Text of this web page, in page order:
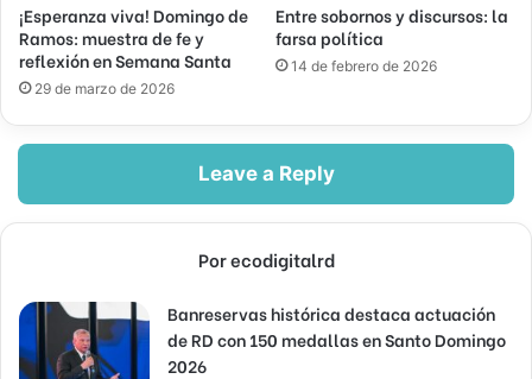
¡Esperanza viva! Domingo de
Ramos: muestra de fe y
reflexión en Semana Santa
29 de marzo de 2026
Entre sobornos y discursos: la
farsa política
14 de febrero de 2026
Leave a Reply
Por ecodigitalrd
Banreservas histórica destaca actuación
de RD con 150 medallas en Santo Domingo
2026